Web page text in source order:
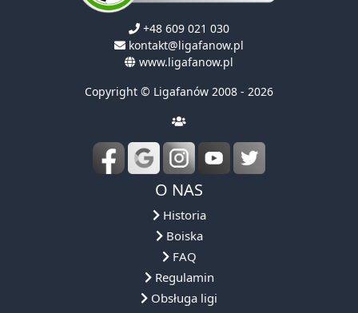
+48 609 021 030
kontakt@ligafanow.pl
www.ligafanow.pl
Copyright © Ligafanów 2008 - 2026
O NAS
Historia
Boiska
FAQ
Regulamin
Obsługa ligi